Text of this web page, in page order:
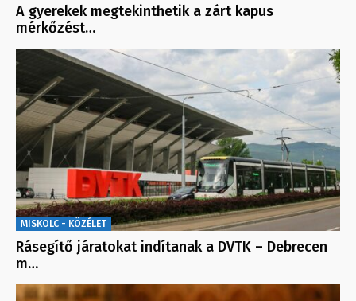
A gyerekek megtekinthetik a zárt kapus
mérkőzést…
MISKOLC - KÖZÉLET
Rásegítő járatokat indítanak a DVTK – Debrecen
m…